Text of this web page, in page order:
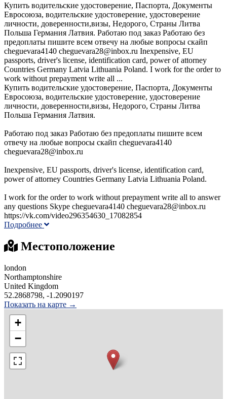
Купить водительские удостоверение, Паспорта, Документы
Евросоюза, водительские удостоверение, удостоверение
личности, доверенности,визы, Недорого, Страны Литва
Польша Германия Латвия. Работаю под заказ Работаю без
предоплаты пишите всем отвечу на любые вопросы скайп
cheguevara4140 cheguevara28@inbox.ru Inexpensive, EU
passports, driver's license, identification card, power of attorney
Countries Germany Latvia Lithuania Poland. I work for the order to
work without prepayment write all ...
Купить водительские удостоверение, Паспорта, Документы
Евросоюза, водительские удостоверение, удостоверение
личности, доверенности,визы, Недорого, Страны Литва
Польша Германия Латвия.
Работаю под заказ Работаю без предоплаты пишите всем
отвечу на любые вопросы скайп cheguevara4140
cheguevara28@inbox.ru
Inexpensive, EU passports, driver's license, identification card,
power of attorney Countries Germany Latvia Lithuania Poland.
I work for the order to work without prepayment write all to answer
any questions Skype cheguevara4140 cheguevara28@inbox.ru
https://vk.com/video296354630_17082854
Подробнее
Местоположение
london
Northamptonshire
United Kingdom
52.2868798, -1.2090197
Показать на карте →
+
−